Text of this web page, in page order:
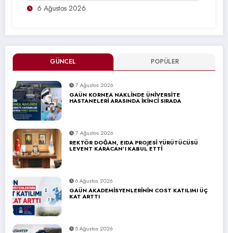
GÜNCEL POPÜLER
7 Ağustos 2026
GAÜN KORNEA NAKLİNDE ÜNİVERSİTE
HASTANELERİ ARASINDA İKİNCİ SIRADA
7 Ağustos 2026
REKTÖR DOĞAN, EIDA PROJESİ YÜRÜTÜCÜSÜ
LEVENT KARACAN’I KABUL ETTİ
6 Ağustos 2026
GAÜN AKADEMİSYENLERİNİN COST KATILIMI ÜÇ
KAT ARTTI
5 Ağustos 2026
6 Ağustos 2026